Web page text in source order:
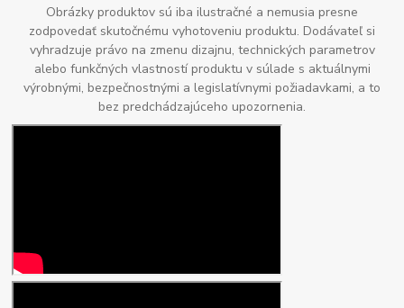
Obrázky produktov sú iba ilustračné a nemusia presne
zodpovedať skutočnému vyhotoveniu produktu. Dodávateľ si
vyhradzuje právo na zmenu dizajnu, technických parametrov
alebo funkčných vlastností produktu v súlade s aktuálnymi
výrobnými, bezpečnostnými a legislatívnymi požiadavkami, a to
bez predchádzajúceho upozornenia.